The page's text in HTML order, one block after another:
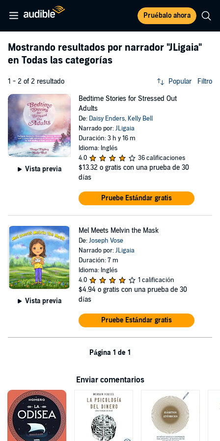
Pruébalo ahora
Mostrando resultados por narrador "JLigaia"
en Todas las categorías
1 - 2 of 2 resultado Popular Filtro
Vista previa
Bedtime Stories for Stressed Out
Adults
De: Daisy Enders, Kelly Bell
Narrado por:JLigaia
Duración: 3 h y 16 m
Idioma: Inglés
4.0
36 calificaciones
$13.32 o gratis con una prueba de 30
días
Pruebe Estándar gratis
Vista previa
Mel Meets Melvin the Mask
De:Joseph Vose
Narrado por:JLigaia
Duración: 7 m
Idioma: Inglés
4.0
1 calificación
$4.94 o gratis con una prueba de 30
días
Pruebe Estándar gratis
Página 1 de 1
Enviar comentarios